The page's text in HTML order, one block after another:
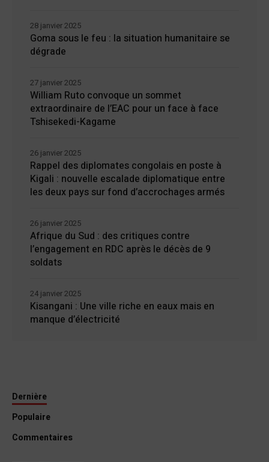
Goma sous le feu : la situation humanitaire se
dégrade
28 janvier 2025
William Ruto convoque un sommet
extraordinaire de l’EAC pour un face à face
Tshisekedi-Kagame
27 janvier 2025
Rappel des diplomates congolais en poste à
Kigali : nouvelle escalade diplomatique entre
les deux pays sur fond d’accrochages armés
26 janvier 2025
Afrique du Sud : des critiques contre
l’engagement en RDC après le décès de 9
soldats
26 janvier 2025
Kisangani : Une ville riche en eaux mais en
manque d’électricité
24 janvier 2025
Dernière
Populaire
Commentaires